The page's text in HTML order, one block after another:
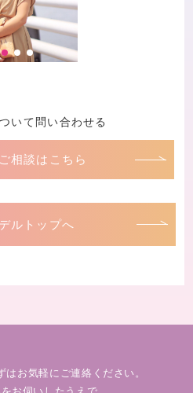
いて問い合わせる
相談はこちら
ルトップへ
はお気軽にご連絡ください。